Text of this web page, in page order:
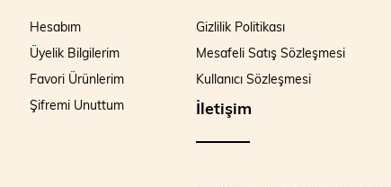
Hesabım
Üyelik Bilgilerim
Favori Ürünlerim
Şifremi Unuttum
Gizlilik Politikası
Mesafeli Satış Sözleşmesi
Kullanıcı Sözleşmesi
İletişim